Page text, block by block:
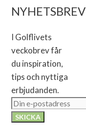
NYHETSBREV
I Golflivets
veckobrev får
du inspiration,
tips och nyttiga
erbjudanden.